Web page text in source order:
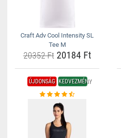
Craft Adv Cool Intensity SL
Tee M
20352 Ft20184 Ft
ÚJDONSÁG KEDVEZMÉNY